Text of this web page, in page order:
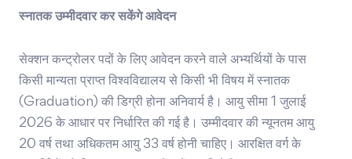
स्नातक उम्मीदवार कर सकेंगे आवेदन
सेक्शन कन्ट्रोलर पदों के लिए आवेदन करने वाले अभ्यर्थियों के पास
किसी मान्यता प्राप्त विश्वविद्यालय से किसी भी विषय में स्नातक
(Graduation) की डिग्री होना अनिवार्य है। आयु सीमा 1 जुलाई
2026 के आधार पर निर्धारित की गई है। उम्मीदवार की न्यूनतम आयु
20 वर्ष तथा अधिकतम आयु 33 वर्ष होनी चाहिए। आरक्षित वर्ग के